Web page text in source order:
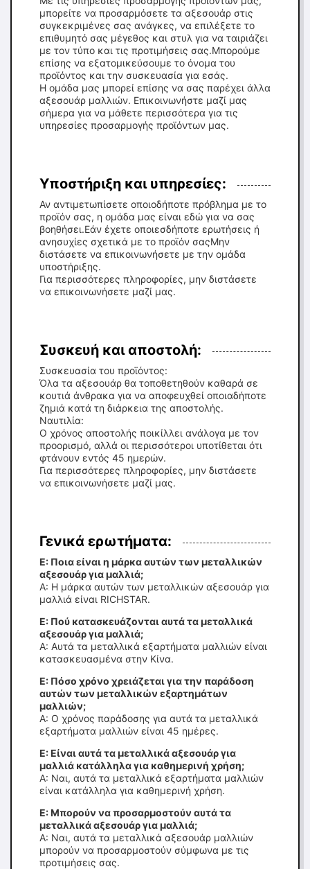
μπορείτε να προσαρμόσετε τα αξεσουάρ στις
συγκεκριμένες σας ανάγκες, να επιλέξετε το
επιθυμητό σας μέγεθος και στυλ για να ταιριάζει
με τον τύπο και τις προτιμήσεις σας.Μπορούμε
επίσης να εξατομικεύσουμε το όνομα του
προϊόντος και την συσκευασία για εσάς.
Η ομάδα μας μπορεί επίσης να σας παρέχει άλλα
αξεσουάρ μαλλιών. Επικοινωνήστε μαζί μας
σήμερα για να μάθετε περισσότερα για τις
υπηρεσίες προσαρμογής προϊόντων μας.
Υποστήριξη και υπηρεσίες:
Αν αντιμετωπίσετε οποιοδήποτε πρόβλημα με το
προϊόν σας, η ομάδα μας είναι εδώ για να σας
βοηθήσει.Εάν έχετε οποιεσδήποτε ερωτήσεις ή
ανησυχίες σχετικά με το προϊόν σαςΜην
διστάσετε να επικοινωνήσετε με την ομάδα
υποστήριξης.
Για περισσότερες πληροφορίες, μην διστάσετε
να επικοινωνήσετε μαζί μας.
Συσκευή και αποστολή:
Συσκευασία του προϊόντος:
Όλα τα αξεσουάρ θα τοποθετηθούν καθαρά σε
κουτιά άνθρακα για να αποφευχθεί οποιαδήποτε
ζημιά κατά τη διάρκεια της αποστολής.
Ναυτιλία:
Ο χρόνος αποστολής ποικίλλει ανάλογα με τον
προορισμό, αλλά οι περισσότεροι υποτίθεται ότι
φτάνουν εντός 45 ημερών.
Για περισσότερες πληροφορίες, μην διστάσετε
να επικοινωνήσετε μαζί μας.
Γενικά ερωτήματα:
Ε: Ποια είναι η μάρκα αυτών των μεταλλικών
αξεσουάρ για μαλλιά;
Α: Η μάρκα αυτών των μεταλλικών αξεσουάρ για
μαλλιά είναι RICHSTAR.
Ε: Πού κατασκευάζονται αυτά τα μεταλλικά
αξεσουάρ για μαλλιά;
Α: Αυτά τα μεταλλικά εξαρτήματα μαλλιών είναι
κατασκευασμένα στην Κίνα.
Ε: Πόσο χρόνο χρειάζεται για την παράδοση
αυτών των μεταλλικών εξαρτημάτων
μαλλιών;
Α: Ο χρόνος παράδοσης για αυτά τα μεταλλικά
εξαρτήματα μαλλιών είναι 45 ημέρες.
Ε: Είναι αυτά τα μεταλλικά αξεσουάρ για
μαλλιά κατάλληλα για καθημερινή χρήση;
Α: Ναι, αυτά τα μεταλλικά εξαρτήματα μαλλιών
είναι κατάλληλα για καθημερινή χρήση.
Ε: Μπορούν να προσαρμοστούν αυτά τα
μεταλλικά αξεσουάρ για μαλλιά;
Α: Ναι, αυτά τα μεταλλικά αξεσουάρ μαλλιών
μπορούν να προσαρμοστούν σύμφωνα με τις
προτιμήσεις σας.